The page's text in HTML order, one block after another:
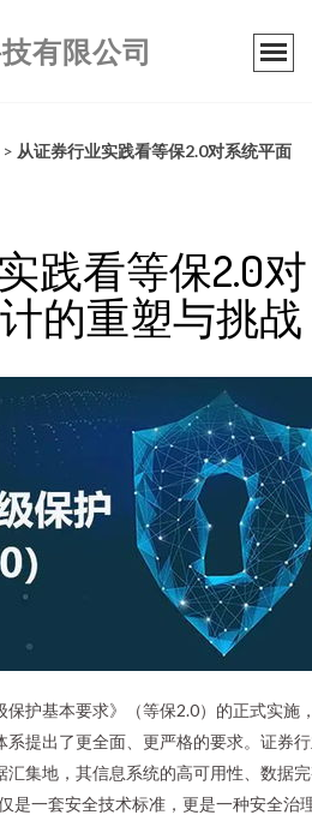
有限公司
> 从证券行业实践看等保2.0对系统平面
践看等保2.0对
的重塑与挑战
护基本要求》（等保2.0）的正式实施
提出了更全面、更严格的要求。证券
集地，其信息系统的高可用性、数据
是一套安全技术标准，更是一种安全治